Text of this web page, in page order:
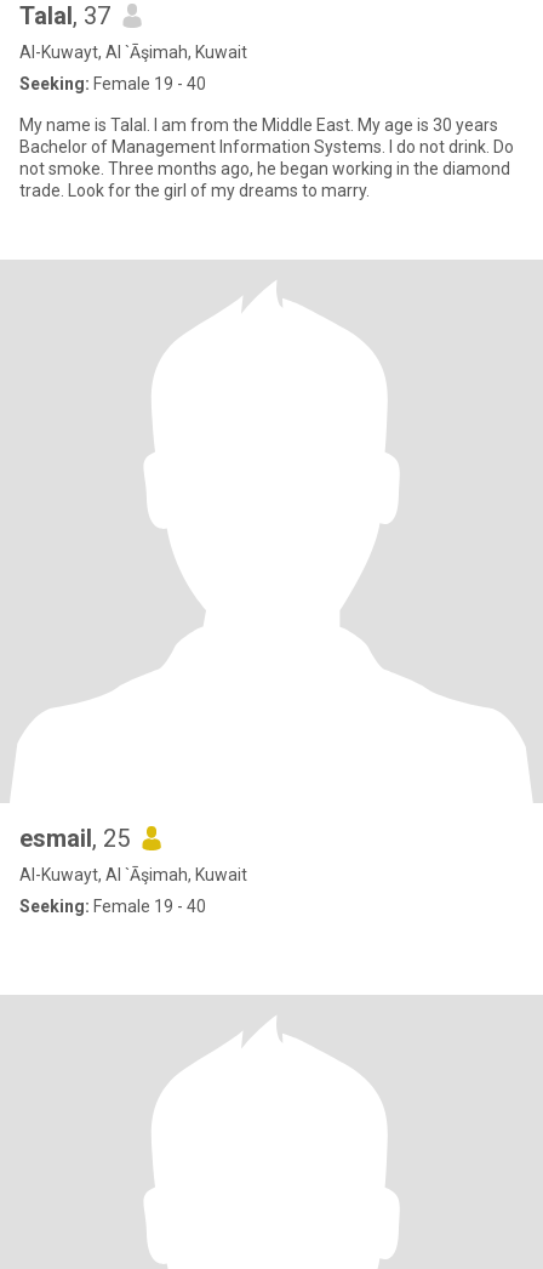
Talal, 37
Al-Kuwayt, Al `Āşimah, Kuwait
Seeking: Female 19 - 40
My name is Talal. I am from the Middle East. My age is 30 years
Bachelor of Management Information Systems. I do not drink. Do
not smoke. Three months ago, he began working in the diamond
trade. Look for the girl of my dreams to marry.
esmail, 25
Al-Kuwayt, Al `Āşimah, Kuwait
Seeking: Female 19 - 40